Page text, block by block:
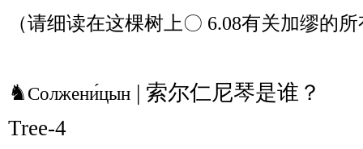
（请细读在这棵树上〇 6.08有关加缪的
♞ Солжени́цын | 索尔仁尼琴是谁？
Tree-4